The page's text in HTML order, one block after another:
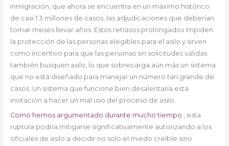
inmigración, que ahora se encuentra en un máximo histórico
de casi 1.3 millones de casos, las adjudicaciones que deberían
tomar meses llevar años. Estos retrasos prolongados impiden
la protección de las personas elegibles para el asilo y sirven
como incentivo para que las personas sin solicitudes válidas
también busquen asilo, lo que sobrecarga aún más un sistema
que no está diseñado para manejar un número tan grande de
casos. Un sistema que funcione bien desalentaría esta
invitación a hacer un mal uso del proceso de asilo.
Como hemos argumentado durante mucho tiempo , esta
ruptura podría mitigarse significativamente autorizando a los
oficiales de asilo a decidir no solo el miedo creíble sino